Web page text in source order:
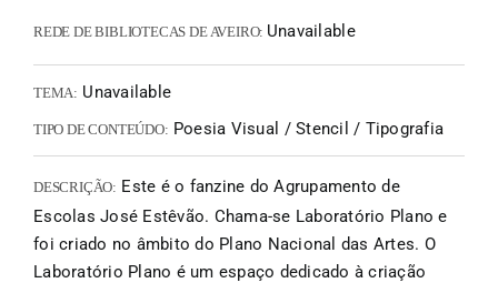
REDE DE BIBLIOTECAS DE AVEIRO: Unavailable
TEMA: Unavailable
TIPO DE CONTEÚDO: Poesia Visual / Stencil / Tipografia
DESCRIÇÃO: Este é o fanzine do Agrupamento de
Escolas José Estêvão. Chama-se Laboratório Plano e
foi criado no âmbito do Plano Nacional das Artes. O
Laboratório Plano é um espaço dedicado à criação